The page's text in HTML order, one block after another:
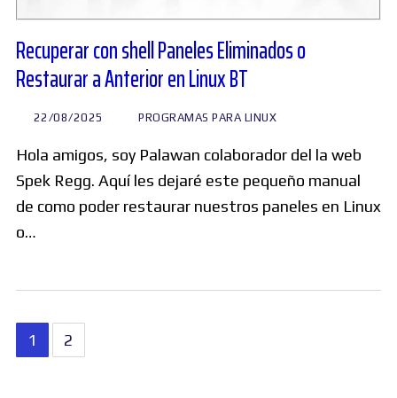
Recuperar con shell Paneles Eliminados o
Restaurar a Anterior en Linux BT
22/08/2025 PROGRAMAS PARA LINUX
Hola amigos, soy Palawan colaborador del la web
Spek Regg. Aquí les dejaré este pequeño manual
de como poder restaurar nuestros paneles en Linux
o…
Paginación
de
1 2